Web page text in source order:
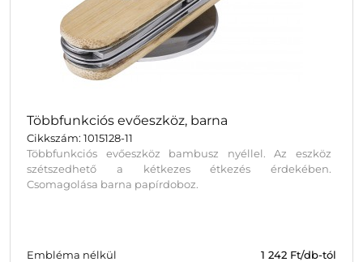
Többfunkciós evőeszköz, barna
Cikkszám: 1015128-11
Többfunkciós evőeszköz bambusz nyéllel. Az eszköz
szétszedhető a kétkezes étkezés érdekében.
Csomagolása barna papírdoboz.
Embléma nélkül 1 242 Ft/db-tól